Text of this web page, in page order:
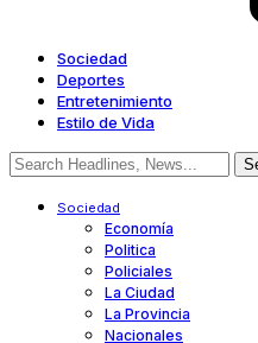
Sociedad
Deportes
Entretenimiento
Estilo de Vida
Sociedad
Economía
Politica
Policiales
La Ciudad
La Provincia
Nacionales